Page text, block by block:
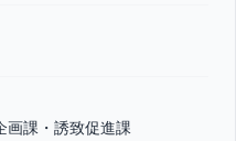
画課・誘致促進課